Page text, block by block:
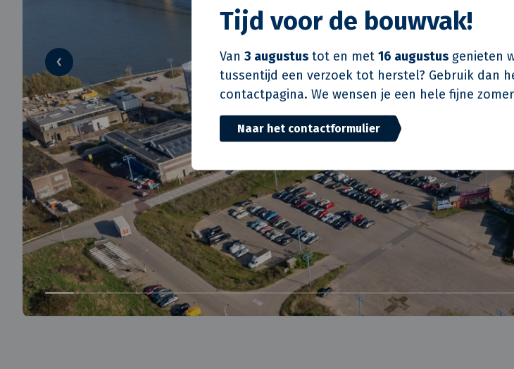
Tijd voor de bouwvak!
Van 3 augustus tot en met 16 augustus genieten
tussentijd een verzoek tot herstel? Gebruik dan
contactpagina. We wensen je een hele fijne
Naar het contactformulier